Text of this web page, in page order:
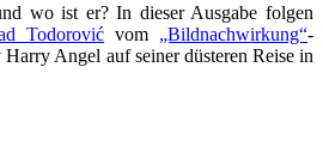
wo ist er? In dieser Ausgabe folgen
Todorović vom „Bildnachwirkung“-
Angel auf seiner düsteren Reise in